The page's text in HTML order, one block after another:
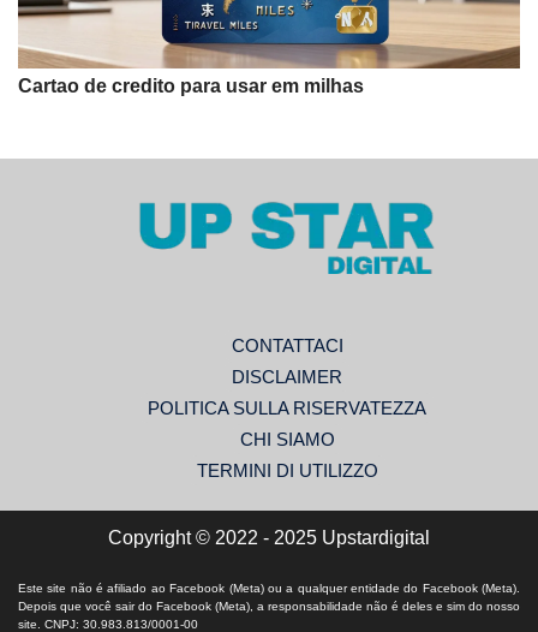
Cartao de credito para usar em milhas
CONTATTACI
DISCLAIMER
POLITICA SULLA RISERVATEZZA
CHI SIAMO
TERMINI DI UTILIZZO
Copyright © 2022 - 2025 Upstardigital
Este site não é afiliado ao Facebook (Meta) ou a qualquer entidade do Facebook (Meta).
Depois que você sair do Facebook (Meta), a responsabilidade não é deles e sim do nosso
site. CNPJ: 30.983.813/0001-00